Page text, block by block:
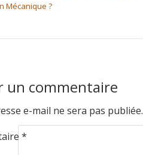
Mécanique ?
un commentaire
e-mail ne sera pas publiée.
*